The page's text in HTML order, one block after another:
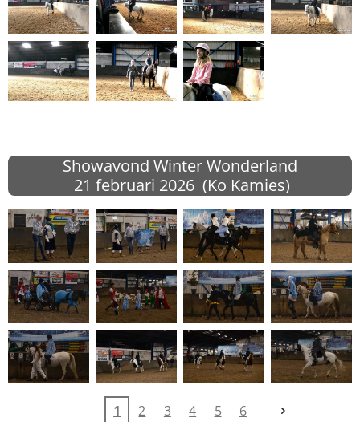
Showavond Winter Wonderland
21 februari 2026 (Ko Kamies)
1 2 3 4 5 6